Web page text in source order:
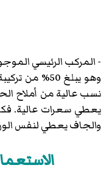
- المركب الرئيسي
نسب عالية من أملاح
والجاف يعطي لنفس الوزن 270